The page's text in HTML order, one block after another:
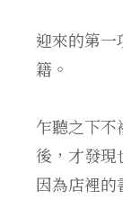
迎來的第
籍。
乍聽之下不
後，才發現
因為店裡的